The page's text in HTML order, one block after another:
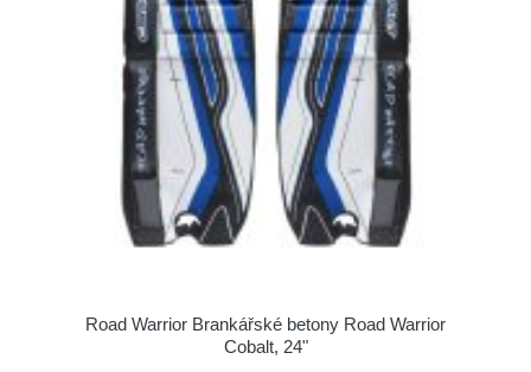
Road Warrior Brankářské betony Road Warrior
Cobalt, 24"